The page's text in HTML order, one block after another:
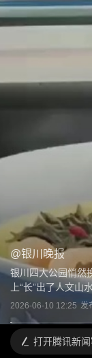
@银川晚报
银川四大公园悄然
上“长”出了人文山
2026-06-10 12:25 发
打开腾讯新